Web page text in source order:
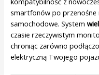
smartfonów po przenośne
samochodowe. System
czasie rzeczywistym
chroniąc zarówno
elektryczną Twojego